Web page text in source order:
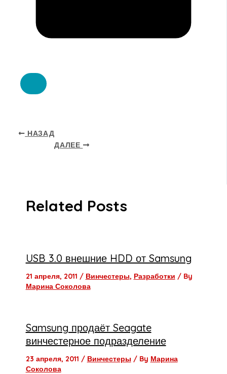
НАЗАД
ДАЛЕЕ
Related Posts
USB 3.0 внешние HDD от Samsung
21 апреля, 2011 / Винчестеры, Разработки / By
Марина Соколова
Samsung продаёт Seagate
винчестерное подразделение
23 апреля, 2011 / Винчестеры / By Марина
Соколова